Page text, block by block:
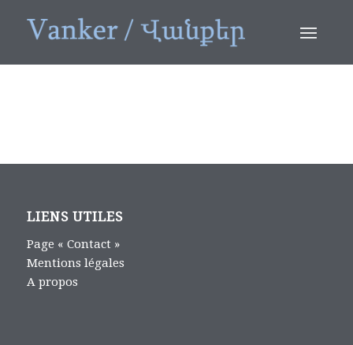
LIENS UTILES
Page « Contact »
Mentions légales
A propos